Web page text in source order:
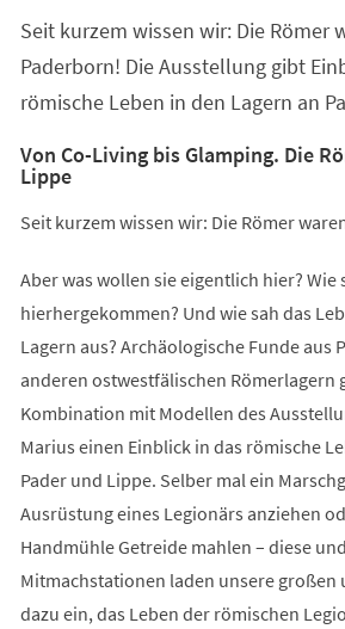
Seit kurzem wissen wir: Die Römer
Paderborn! Die Ausstellung gibt
römische Leben in den Lagern an
Von Co-Living bis Glamping. Die
Lippe
Seit kurzem wissen wir: Die Römer
Aber was wollen sie eigentlich hier?
hierhergekommen? Und wie sah das
Lagern aus? Archäologische Funde aus
anderen ostwestfälischen Römerlagern
Kombination mit Modellen des
Marius einen Einblick in das römische
Pader und Lippe. Selber mal ein
Ausrüstung eines Legionärs anziehen
Handmühle Getreide mahlen – diese
Mitmachstationen laden unsere großen
dazu ein, das Leben der römischen